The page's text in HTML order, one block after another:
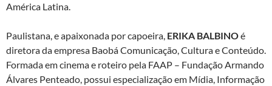
América Latina.
Paulistana, e apaixonada por capoeira, ERIKA BALBINOé
diretora da empresa Baobá Comunicação, Cultura e Conteúdo.
Formada em cinema e roteiro pela FAAP – Fundação Armando
Álvares Penteado, possui especialização em Mídia, Informação